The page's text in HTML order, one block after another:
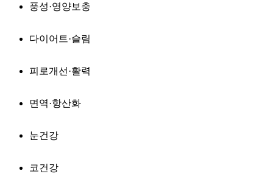
풍성·영양보충
다이어트·슬림
피로개선·활력
면역·항산화
눈건강
코건강